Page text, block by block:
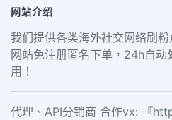
网站介绍
我们提供各类海外社交网络刷
网站免注册匿名下单，24h自
用！
代理、API分销商 合作vx: 『